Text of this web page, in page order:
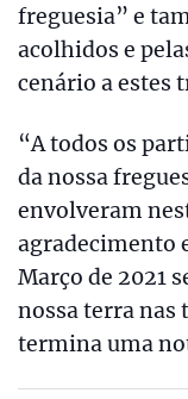
freguesia” e
acolhidos e
cenário a estes
“A todos os
da nossa
envolveram
agradecimento
Março de 2021
nossa terra nas
termina uma